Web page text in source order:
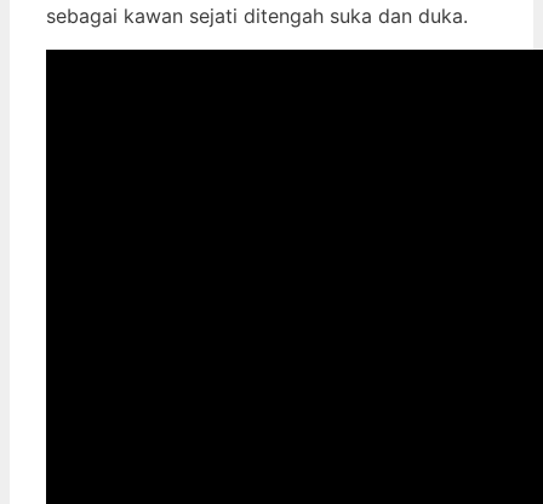
sebagai kawan sejati ditengah suka dan duka.